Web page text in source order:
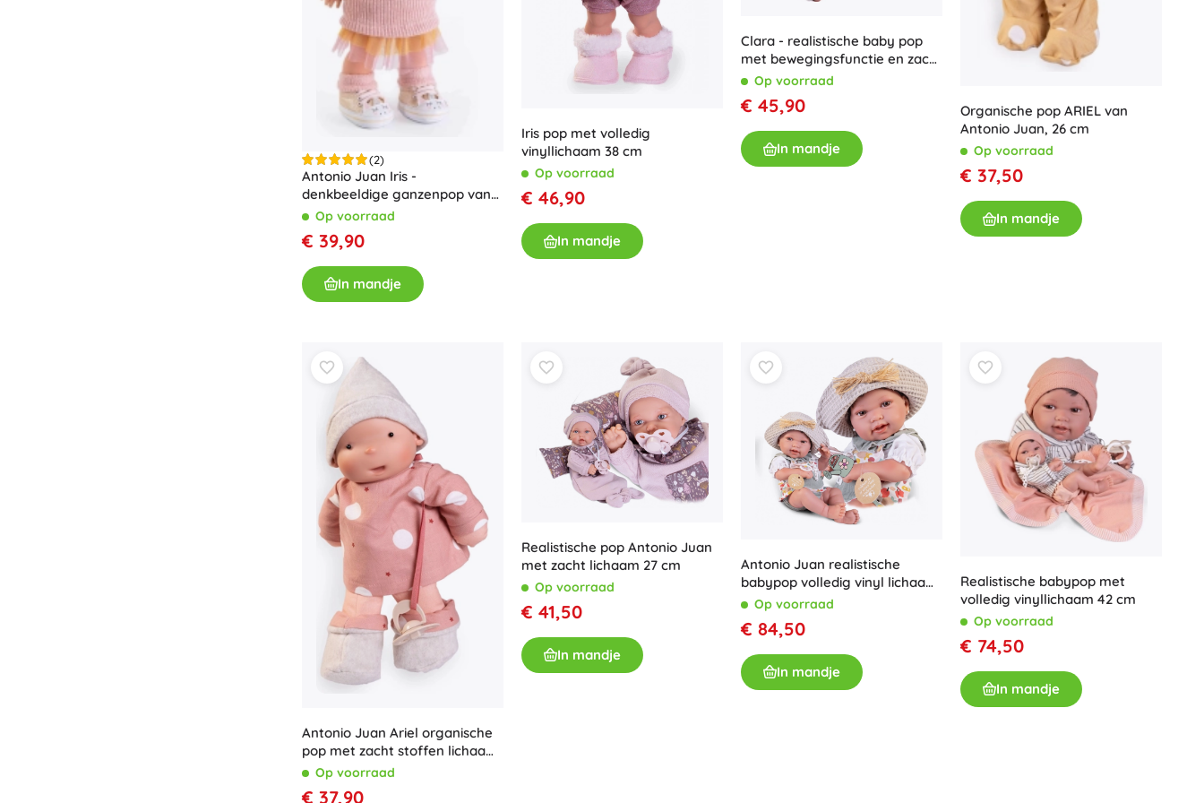
(2)
Antonio Juan Iris -
denkbeeldige ganzenpop van
geheel vinyl 38 cm
Op voorraad
€ 39,90
In mandje
Iris pop met volledig
vinyllichaam 38 cm
Op voorraad
€ 46,90
In mandje
Clara - realistische baby pop
met bewegingsfunctie en zacht
lichaam
Op voorraad
€ 45,90
In mandje
Organische pop ARIEL van
Antonio Juan, 26 cm
Op voorraad
€ 37,50
In mandje
Antonio Juan Ariel organische
pop met zacht stoffen lichaam
26 cm
Op voorraad
€ 37,90
Realistische pop Antonio Juan
met zacht lichaam 27 cm
Op voorraad
€ 41,50
In mandje
Antonio Juan realistische
babypop volledig vinyl lichaam
42 cm
Op voorraad
€ 84,50
In mandje
Realistische babypop met
volledig vinyllichaam 42 cm
Op voorraad
€ 74,50
In mandje